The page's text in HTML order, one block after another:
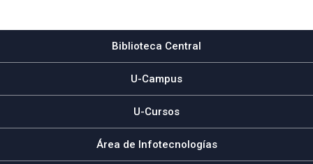
Biblioteca Central
U-Campus
U-Cursos
Área de Infotecnologías